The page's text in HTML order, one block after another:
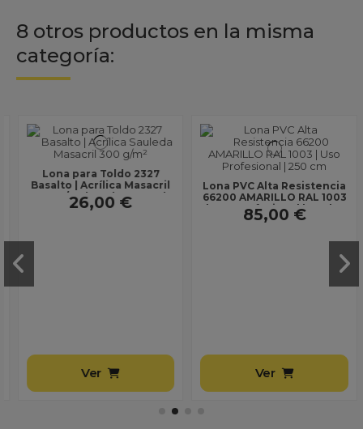
8 otros productos en la misma
categoría:
Lona para Toldo 2327
Basalto | Acrílica Masacril
300 g/m² | Ancho 1,20 m |
Lona sin...
26,00 €
Ver
Lona PVC Alta Resistencia
66200 AMARILLO RAL 1003
| Uso Profesional | Ancho
250 cm |...
85,00 €
Ver